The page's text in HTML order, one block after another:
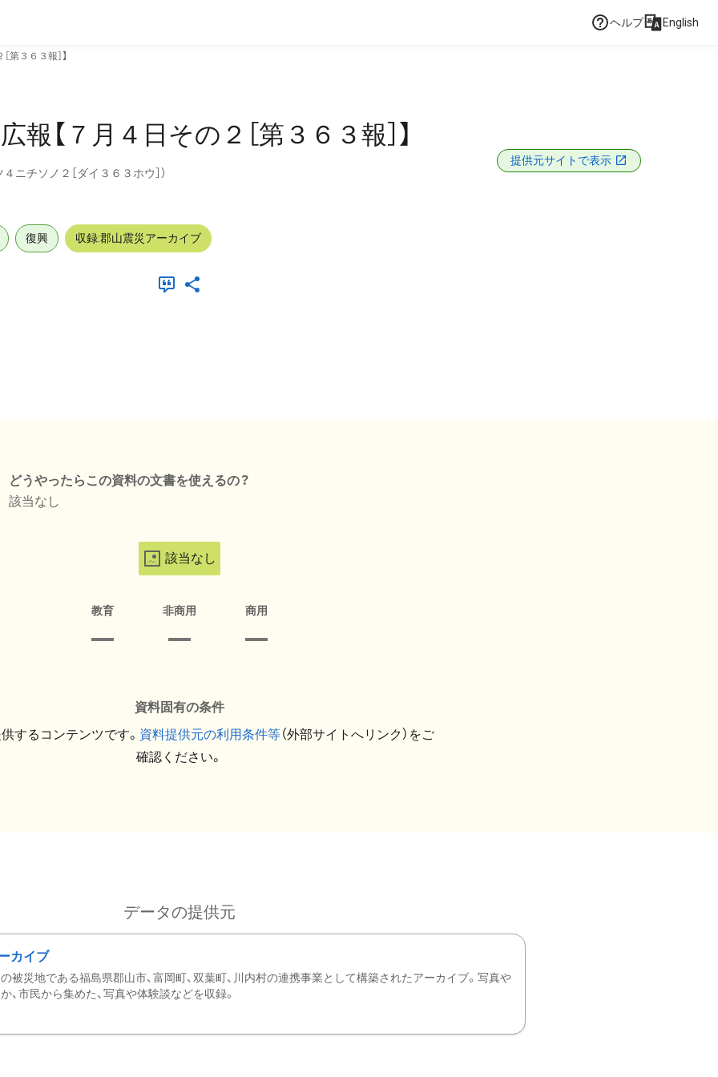
ヘルプ English
第３６３報］】
【７月４日その２［第３６３報］】
チソノ２［ダイ３６３ホウ］）
提供元サイトで表示
復興 収録:郡山震災アーカイブ
どうやったらこの資料の文書を使えるの？
該当なし
該当なし
教育 非商用 商用
資料固有の条件
するコンテンツです。 資料提供元の利用条件等（外部サイトへリンク）をご
確認ください。
データの提供元
カイブ
被災地である福島県郡山市、富岡町、双葉町、川内村の連携事業として構築されたアーカイブ。写真や
、市民から集めた、写真や体験談などを収録。